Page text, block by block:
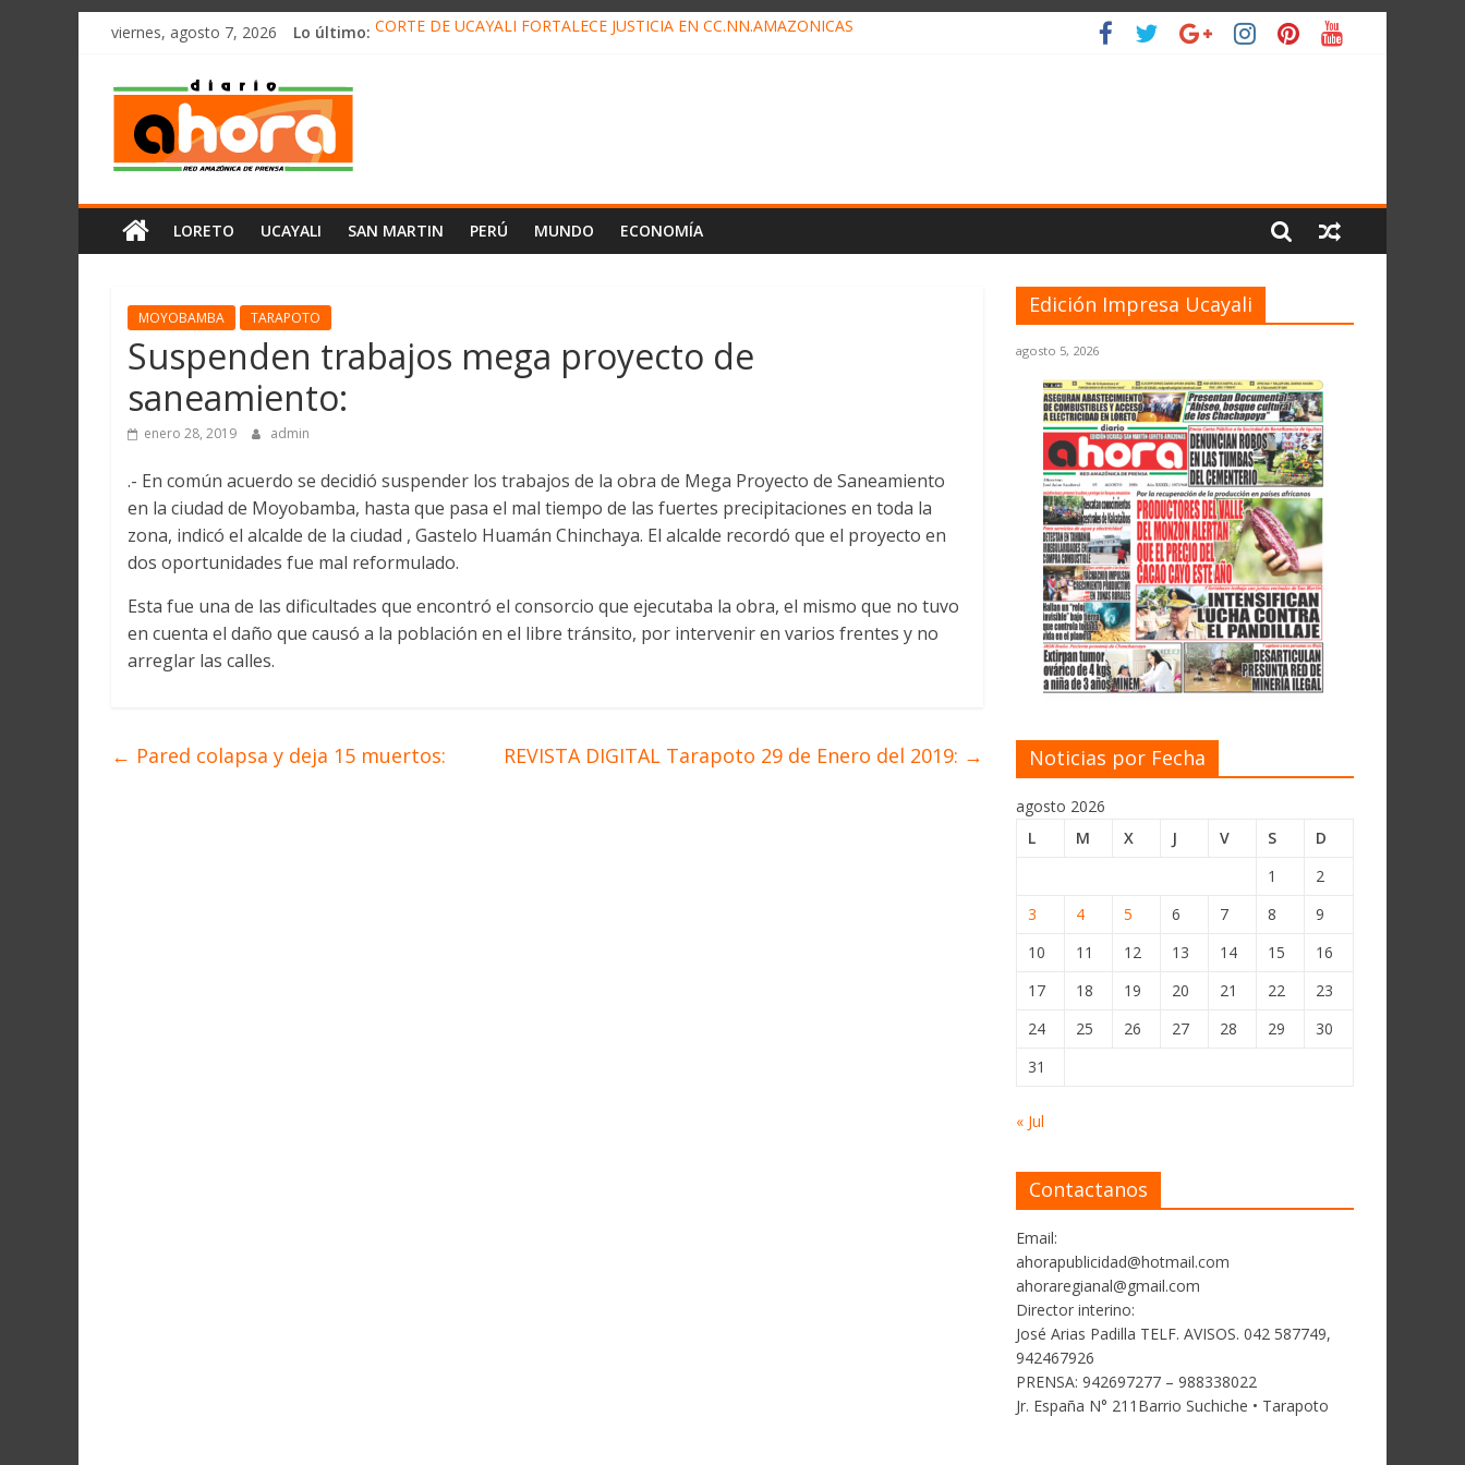
олимп казино
Saltarviernes, agosto 7, 2026 Lo último: CORTE DE UCAYALI FORTALECE JUSTICIA EN CC.NN.AMAZÓNICAS
Diario
Ahora
Cadena
Amazónica
de
Noticias
del
Perú,
Mundo
Ucayali,
Martín
Loreto
LORETO UCAYALI SAN MARTIN PERÚ MUNDO ECONOMÍA
MOYOBAMBA TARAPOTO
Suspenden trabajos mega proyecto de
saneamiento:
enero 28, 2019 admin
.- En común acuerdo se decidió suspender los trabajos de la obra de Mega Proyecto de Saneamiento
en la ciudad de Moyobamba, hasta que pasa el mal tiempo de las fuertes precipitaciones en toda la
zona, indicó el alcalde de la ciudad , Gastelo Huamán Chinchaya. El alcalde recordó que el proyecto en
dos oportunidades fue mal reformulado.
Esta fue una de las dificultades que encontró el consorcio que ejecutaba la obra, el mismo que no tuvo
en cuenta el daño que causó a la población en el libre tránsito, por intervenir en varios frentes y no
arreglar las calles.
← Pared colapsa y deja 15 muertos: REVISTA DIGITAL Tarapoto 29 de Enero del 2019: →
Edición Impresa Ucayali
agosto 5, 2026
Noticias por Fecha
agosto 2026
L
M X J V S
D
1
2
3
4 5 6 7 8
9
10
11 12 13 14 15
16
17
18 19 20 21 22
23
24
25 26 27 28 29
30
31
« Jul
Contactanos
Email:
ahorapublicidad@hotmail.com
ahoraregianal@gmail.com
Director interino:
José Arias Padilla TELF. AVISOS. 042 587749,
942467926
PRENSA: 942697277 – 988338022
Jr. España N° 211Barrio Suchiche • Tarapoto